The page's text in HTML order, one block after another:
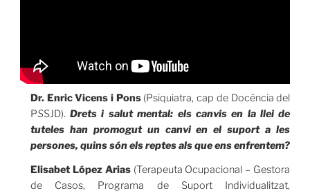
Dr. Enric Vicens i Pons(Psiquiatra, cap de Docència del
PSSJD). Drets i salut mental: els canvis en la llei de
tuteles han promogut un canvi en el suport a les
persones, quins són els reptes als que ens enfrentem?
Elisabet López Arias (Terapeuta Ocupacional – Gestora
de Casos, Programa de Suport Individualitzat,